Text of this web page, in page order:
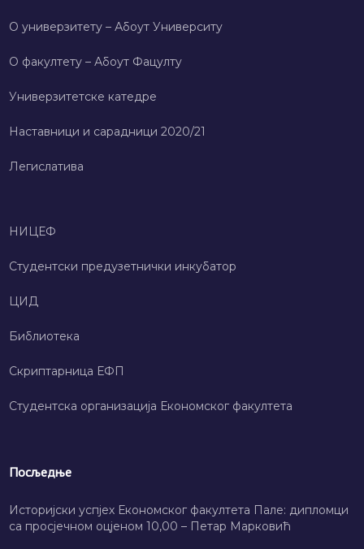
О универзитету – Абоут Университy
О факултету – Абоут Фацултy
Универзитетске катедре
Наставници и сарадници 2020/21
Легислатива
НИЦЕФ
Студентски предузетнички инкубатор
ЦИД
Библиотека
Скриптарница ЕФП
Студентска организација Економског факултета
Посљедње
Историјски успјех Економског факултета Пале: дипломци
са просјечном оцјеном 10,00 – Петар Марковић